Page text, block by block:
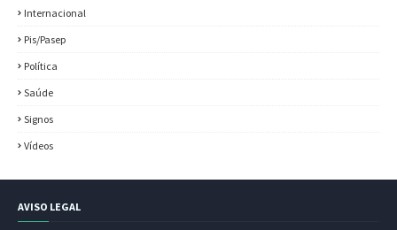
Internacional
Pis/Pasep
Política
Saúde
Signos
Vídeos
AVISO LEGAL